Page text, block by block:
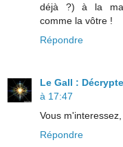
déjà ?) à la
comme la vôtre !
Répondre
Le Gall :
à 17:47
Vous
Répondre